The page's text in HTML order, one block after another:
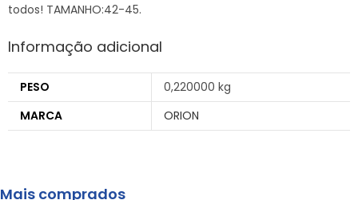
todos! TAMANHO:42-45.
Informação adicional
PESO
0,220000 kg
MARCA
ORION
Mais comprados